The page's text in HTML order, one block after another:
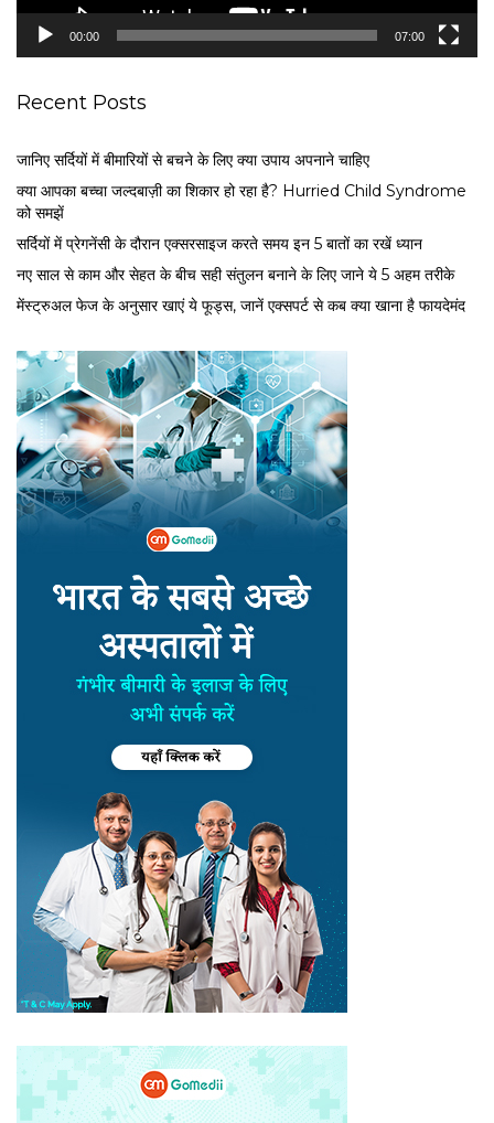
00:00 07:00
Recent Posts
जानिए सर्दियों में बीमारियों से बचने के लिए क्या उपाय अपनाने चाहिए
क्या आपका बच्चा जल्दबाज़ी का शिकार हो रहा है? Hurried Child Syndrome
को समझें
सर्द‍ियों में प्रेगनेंसी के दौरान एक्सरसाइज करते समय इन 5 बातों का रखें ध्यान
नए साल से काम और सेहत के बीच सही संतुलन बनाने के लिए जाने ये 5 अहम तरीके
मेंस्ट्रुअल फेज के अनुसार खाएं ये फूड्स, जानें एक्सपर्ट से कब क्या खाना है फायदेमंद